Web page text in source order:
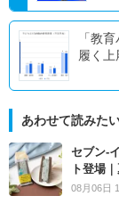
「教
履く上
あわせて読みた
セブン‐
ト登場
08月06日